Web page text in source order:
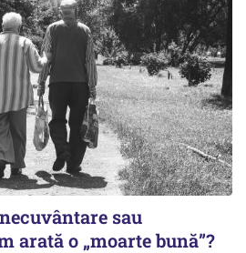
sau
arată o „moarte bună”?